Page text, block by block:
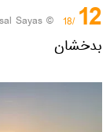
12
/18
© Photo / Mursal Sayas
بدخشان